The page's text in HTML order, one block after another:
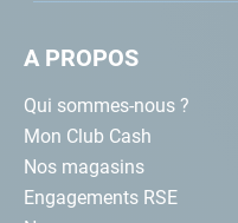
A PROPOS
Qui sommes-nous ?
Mon Club Cash
Nos magasins
Engagements RSE